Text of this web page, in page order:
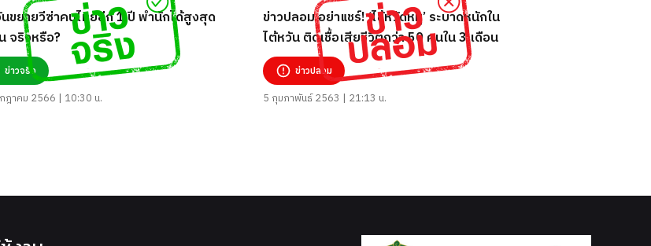
ขยายวีซ่าคนไทยอีก 1 ปี พำนักได้สูงสุด
จริงหรือ?
ข่าวจริง
ฎาคม 2566 | 10:30 น.
ข่าวปลอม อย่าแชร์! ‘ไข้หวัดหมู’ ระบาดหนักใน
ไต้หวัน ติดเชื้อเสียชีวิตกว่า 50 คนใน 3 เดือน
ข่าวปลอม
5 กุมภาพันธ์ 2563 | 21:13 น.